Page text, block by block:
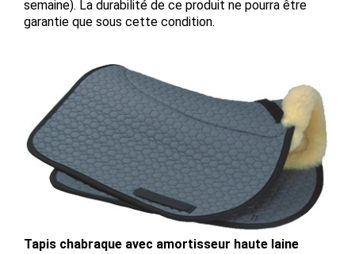
semaine). La durabilité de ce produit ne pourra être
garantie que sous cette condition.
Tapis chabraque avec amortisseur haute laine